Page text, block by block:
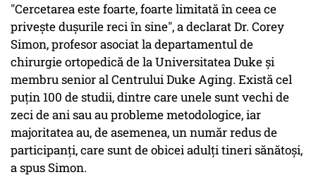
"Cercetarea este foarte, foarte limitată în ceea ce
privește dușurile reci în sine", a declarat Dr. Corey
Simon, profesor asociat la departamentul de
chirurgie ortopedică de la Universitatea Duke și
membru senior al Centrului Duke Aging. Există cel
puțin 100 de studii, dintre care unele sunt vechi de
zeci de ani sau au probleme metodologice, iar
majoritatea au, de asemenea, un număr redus de
participanți, care sunt de obicei adulți tineri sănătoși,
a spus Simon.